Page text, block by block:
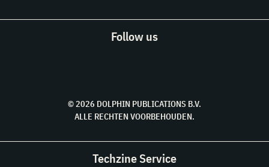
Follow us
© 2026 DOLPHIN PUBLICATIONS B.V.
ALLE RECHTEN VOORBEHOUDEN.
Techzine Service